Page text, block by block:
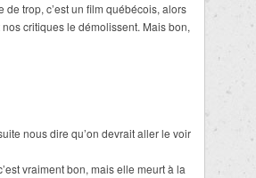
trop, c’est un film québécois, alors
critiques le démolissent. Mais bon,
nous dire qu’on devrait aller le voir
vraiment bon, mais elle meurt à la